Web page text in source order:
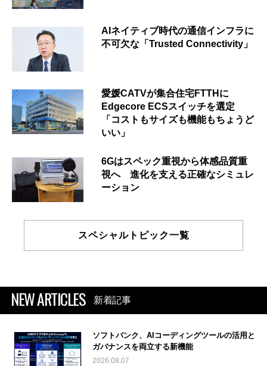
AIネイティブ時代の通信インフラに
不可欠な「Trusted Connectivity」
愛媛CATVが集合住宅FTTHに
Edgecore ECSスイッチを選定
「コストもサイズも機能もちょうど
いい」
6Gはスペック重視から体感品質重
視へ 進化を支える正確なシミュレ
ーション
スペシャルトピック一覧
NEW ARTICLES 新着記事
ソフトバンク、AIコーディングツールの活用と
ガバナンスを両立する新機能
2026.08.07